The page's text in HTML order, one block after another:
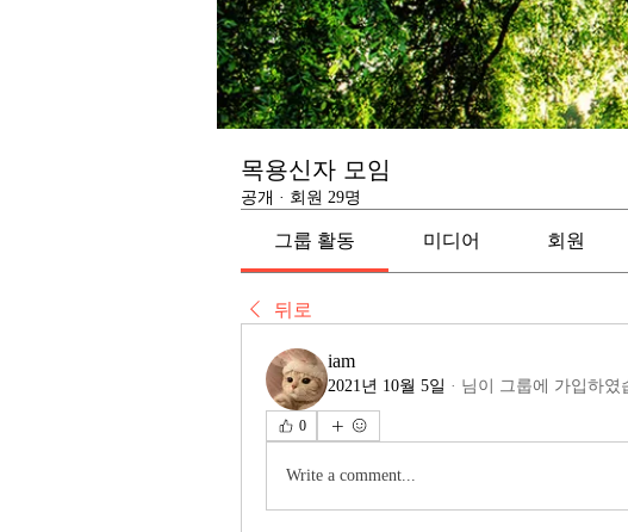
목용신자 모임
공개 · 회원 29명
그룹 활동 미디어 회원
뒤로
iam
2021년 10월 5일 · 님이 그룹에 가입하였
0
Write a comment...